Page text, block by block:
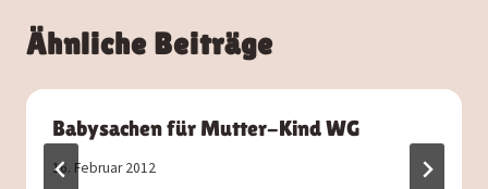
Ähnliche Beiträge
Babysachen für Mutter-Kind WG
16. Februar 2012